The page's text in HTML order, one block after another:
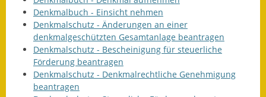
Denkmalbuch - Einsicht nehmen
Denkmalschutz - Änderungen an einer
denkmalgeschützten Gesamtanlage beantragen
Denkmalschutz - Bescheinigung für steuerliche
Förderung beantragen
Denkmalschutz - Denkmalrechtliche Genehmigung
beantragen